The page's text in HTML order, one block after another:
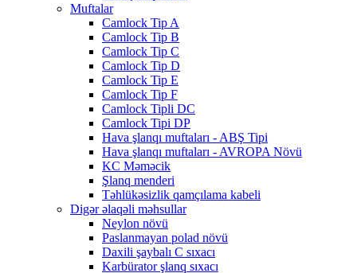
Muftalar
Camlock Tip A
Camlock Tip B
Camlock Tip C
Camlock Tip D
Camlock Tip E
Camlock Tip F
Camlock Tipli DC
Camlock Tipi DP
Hava şlanqı muftaları - ABŞ Tipi
Hava şlanqı muftaları - AVROPA Növü
KC Məməcik
Şlanq menderi
Təhlükəsizlik qamçılama kabeli
Digər əlaqəli məhsullar
Neylon növü
Paslanmayan polad növü
Daxili şaybalı C sıxacı
Karbürator şlanq sıxacı